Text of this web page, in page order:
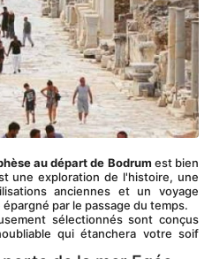
au départ de Bodrum est bien
une exploration de l'histoire, une
anciennes et un voyage
par le passage du temps.
sélectionnés sont conçus
qui étanchera votre soif